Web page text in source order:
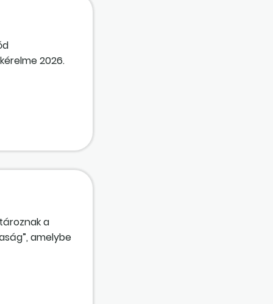
2026.
a
amelybe
hogy
én jön